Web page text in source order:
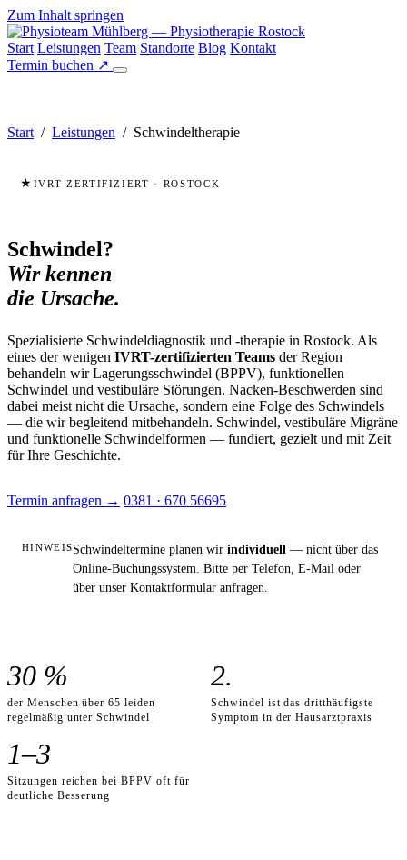
Zum Inhalt springen
Start Leistungen Team Standorte Blog Kontakt
Termin buchen ↗
Start / Leistungen / Schwindeltherapie
IVRT-ZERTIFIZIERT · ROSTOCK
Schwindel?
Wir kennen
die Ursache.
Spezialisierte Schwindeldiagnostik und -therapie in Rostock. Als
eines der wenigen IVRT-zertifizierten Teams der Region
behandeln wir Lagerungsschwindel (BPPV), funktionellen
Schwindel und vestibuläre Störungen. Nacken-Beschwerden sind
dabei meist nicht die Ursache, sondern eine Folge des Schwindels
— die wir begleitend mitbehandeln. Schwindel, vestibuläre Migräne
und funktionelle Schwindelformen — fundiert, gezielt und mit Zeit
für Ihre Geschichte.
Termin anfragen → 0381 · 670 56695
HINWEISSchwindeltermine planen wirindividuell — nicht über das
Online-Buchungssystem. Bitte per Telefon, E-Mail oder
über unser Kontaktformular anfragen.
30 %
der Menschen über 65 leiden
regelmäßig unter Schwindel
2.
Schwindel ist das dritthäufigste
Symptom in der Hausarztpraxis
1–3
Sitzungen reichen bei BPPV oft für
deutliche Besserung